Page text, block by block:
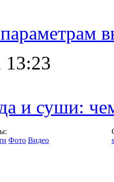
13:23
и суши:
Фото Видео